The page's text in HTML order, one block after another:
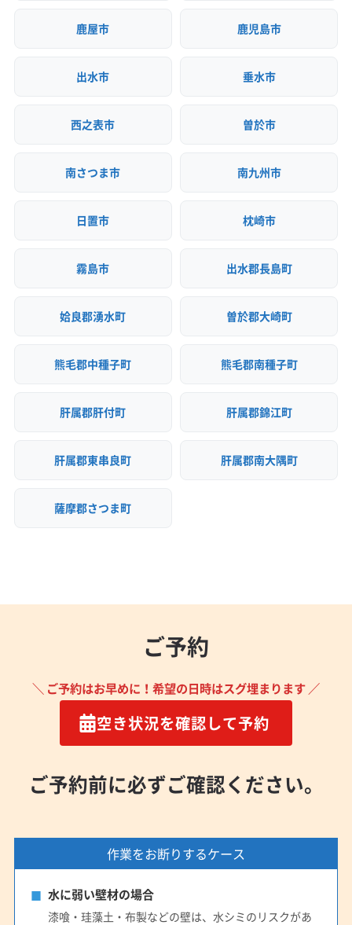
鹿屋市 鹿児島市
出水市 垂水市
西之表市 曽於市
南さつま市 南九州市
日置市 枕崎市
霧島市 出水郡長島町
姶良郡湧水町 曽於郡大崎町
熊毛郡中種子町 熊毛郡南種子町
肝属郡肝付町 肝属郡錦江町
肝属郡東串良町 肝属郡南大隅町
薩摩郡さつま町
ご予約
＼ ご予約はお早めに！希望の日時はスグ埋まります ／
空き状況を確認して予約
ご予約前に必ずご確認ください。
作業をお断りするケース
水に弱い壁材の場合
漆喰・珪藻土・布製などの壁は、水シミのリスクがあ